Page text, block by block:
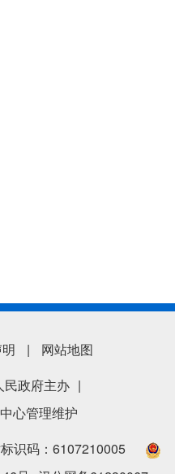
|
网站地图
民政府主办 |
心管理维护
识码：6107210005